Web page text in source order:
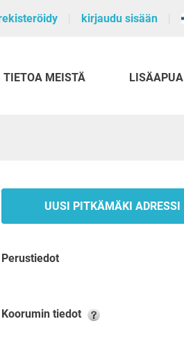
kirjaudu sisään
TIETOA MEISTÄ LISÄAPUA
UUSI PITKÄMÄKI ADRESSI
Perustiedot
Koorumin tiedot